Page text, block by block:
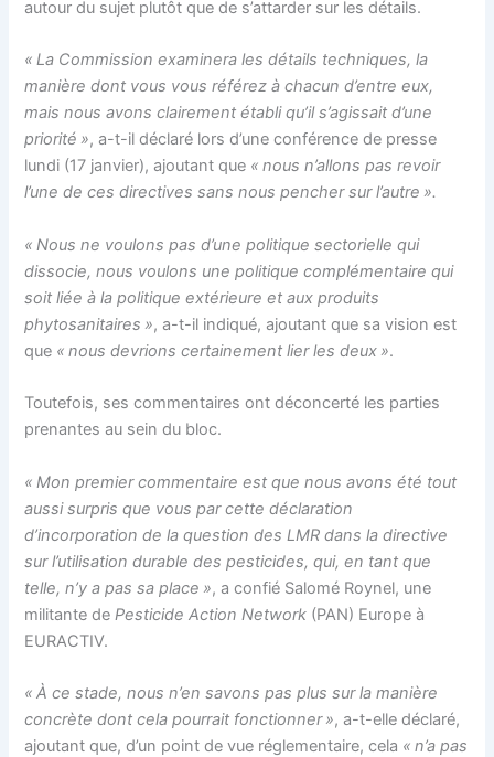
autour du sujet plutôt que de s’attarder sur les détails.
« La Commission examinera les détails techniques, la
manière dont vous vous référez à chacun d’entre eux,
mais nous avons clairement établi qu’il s’agissait d’une
priorité », a-t-il déclaré lors d’une conférence de presse
lundi (17 janvier), ajoutant que « nous n’allons pas revoir
l’une de ces directives sans nous pencher sur l’autre ».
« Nous ne voulons pas d’une politique sectorielle qui
dissocie, nous voulons une politique complémentaire qui
soit liée à la politique extérieure et aux produits
phytosanitaires », a-t-il indiqué, ajoutant que sa vision est
que « nous devrions certainement lier les deux ».
Toutefois, ses commentaires ont déconcerté les parties
prenantes au sein du bloc.
« Mon premier commentaire est que nous avons été tout
aussi surpris que vous par cette déclaration
d’incorporation de la question des LMR dans la directive
sur l’utilisation durable des pesticides, qui, en tant que
telle, n’y a pas sa place », a confié Salomé Roynel, une
militante de Pesticide Action Network (PAN) Europe à
EURACTIV.
« À ce stade, nous n’en savons pas plus sur la manière
concrète dont cela pourrait fonctionner », a-t-elle déclaré,
ajoutant que, d’un point de vue réglementaire, cela « n’a pas